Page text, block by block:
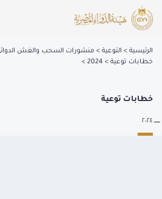
الرئيسية التوعية
منشورات السحب والغش
خطابات توعية
2024
خطابات توعية
٢٠٢٤